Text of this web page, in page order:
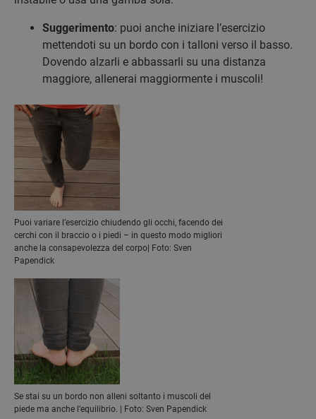
Suggerimento: puoi anche iniziare l’esercizio
mettendoti su un bordo con i talloni verso il basso.
Dovendo alzarli e abbassarli su una distanza
maggiore, allenerai maggiormente i muscoli!
Puoi variare l’esercizio chiudendo gli occhi, facendo dei
cerchi con il braccio o i piedi – in questo modo migliori
anche la consapevolezza del corpo| Foto: Sven
Papendick
Se stai su un bordo non alleni soltanto i muscoli del
piede ma anche l’equilibrio. | Foto: Sven Papendick